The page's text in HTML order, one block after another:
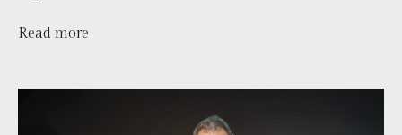
Read more